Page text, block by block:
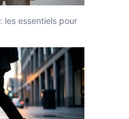
les essentiels pour